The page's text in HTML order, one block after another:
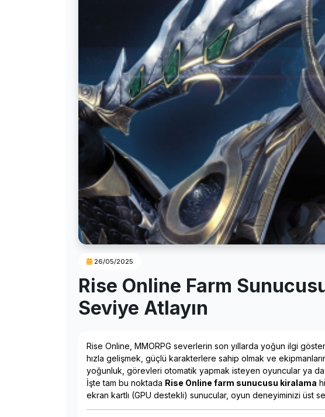
26/05/2025
Rise Online Farm
Seviye Atlayın
Rise Online, MMORPG severlerin son yıllarda yoğun ilgi
hızla gelişmek, güçlü karakterlere sahip olmak ve
yoğunluk, görevleri otomatik yapmak isteyen oyuncular ya
İşte tam bu noktada Rise Online farm sunucusu kiralama
ekran kartlı (GPU destekli) sunucular, oyun deneyiminizi üst